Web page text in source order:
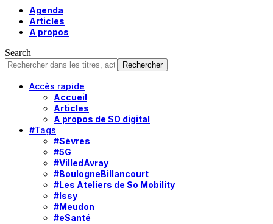
Agenda
Articles
A propos
Search
Accès rapide
Accueil
Articles
A propos de SO digital
#Tags
#Sèvres
#5G
#VilledAvray
#BoulogneBillancourt
#Les Ateliers de So Mobility
#Issy
#Meudon
#eSanté